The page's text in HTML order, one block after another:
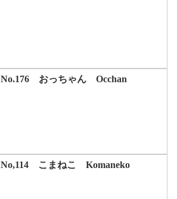
No.176 おっちゃん Occhan
No,114 こまねこ Komaneko